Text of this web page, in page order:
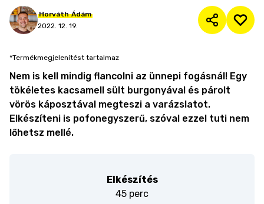
Horváth Ádám
2022. 12. 19.
*Termékmegjelenítést tartalmaz
Nem is kell mindig flancolni az ünnepi fogásnál! Egy
tökéletes kacsamell sült burgonyával és párolt
vörös káposztával megteszi a varázslatot.
Elkészíteni is pofonegyszerű, szóval ezzel tuti nem
lőhetsz mellé.
Elkészítés
45 perc